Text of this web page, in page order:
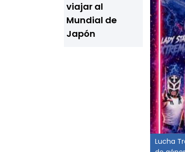
viajar al
Mundial de
Japón
Lucha